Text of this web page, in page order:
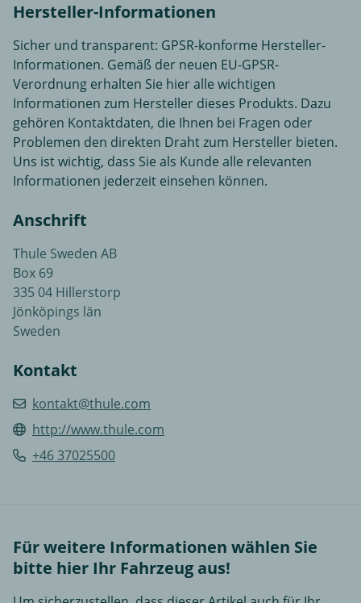
Hersteller-Informationen
Sicher und transparent: GPSR-konforme Hersteller-
Informationen. Gemäß der neuen EU-GPSR-
Verordnung erhalten Sie hier alle wichtigen
Informationen zum Hersteller dieses Produkts. Dazu
gehören Kontaktdaten, die Ihnen bei Fragen oder
Problemen den direkten Draht zum Hersteller bieten.
Uns ist wichtig, dass Sie als Kunde alle relevanten
Informationen jederzeit einsehen können.
Anschrift
Thule Sweden AB
Box 69
335 04 Hillerstorp
Jönköpings län
Sweden
Kontakt
kontakt@thule.com
http://www.thule.com
+46 37025500
Für weitere Informationen wählen Sie
bitte hier Ihr Fahrzeug aus!